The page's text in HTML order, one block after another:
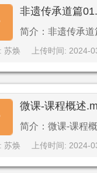
非遗传承道篇
简介：非遗传承道
苏焕 上传时间: 2024-
微课-课程概述
简介：微课-课程
苏焕 上传时间: 2024-